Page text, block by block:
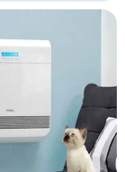
дней.
забрать
Кайрат